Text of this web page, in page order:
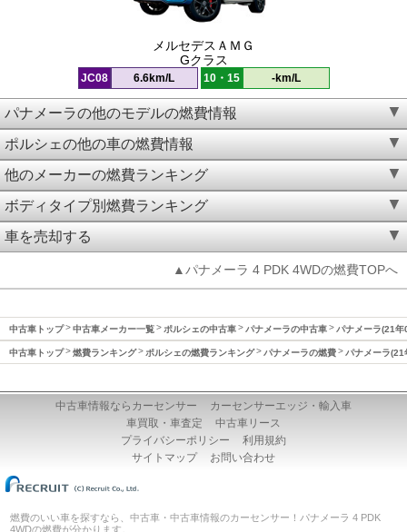
メルセデスＡＭＧ
Gクラス
JC08 6.6km/L 10・15 -km/L
パナメーラの他のモデルの燃費情報
ポルシェの他の車の燃費情報
他のメーカーの燃費ランキング
ボディタイプ別燃費ランキング
車を売却する
▲パナメーラ 4 PDK 4WDの燃費TOPへ
中古車トップ 中古車メーカー一覧 ポルシェの中古車 パナメーラの中古車 パナメーラ(21
中古車トップ 燃費ランキング ポルシェの燃費ランキング パナメーラの燃費 パナメーラ
中古車情報ならカーセンサー
カーセンサーエッジ・輸入車
車買取・車査定
中古車リース
プライバシーポリシー
利用規約
サイトマップ
お問い合わせ
燃費のいい車を探すなら、中古車・中古車情報のカーセンサー！パナメーラ 4 PDK
4WDの燃費が分かります。